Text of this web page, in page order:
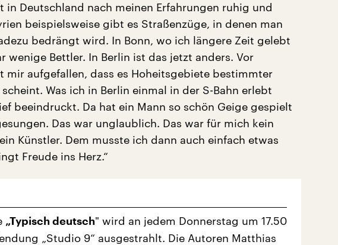
in Deutschland nach meinen Erfahrungen ruhig und
beispielsweise gibt es Straßenzüge, in denen man
bedrängt wird. In Bonn, wo ich längere Zeit gelebt
wenige Bettler. In Berlin ist das jetzt anders. Vor
mir aufgefallen, dass es Hoheitsgebiete bestimmter
Was ich in Berlin einmal in der S-Bahn erlebt
beeindruckt. Da hat ein Mann so schön Geige gespielt
Das war unglaublich. Das war für mich kein
Künstler. Dem musste ich dann auch einfach etwas
Freude ins Herz.“
„Typisch deutsch" wird an jedem Donnerstag um 17.50
„Studio 9“ ausgestrahlt. Die Autoren Matthias